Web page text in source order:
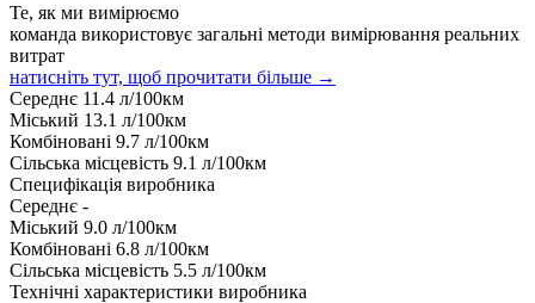
Те, як ми вимірюємо
команда використовує загальні методи вимірювання реальних
витрат
натисніть тут, щоб прочитати більше →
Середнє 11.4 л/100км
Міський 13.1 л/100км
Комбіновані 9.7 л/100км
Сільська місцевість 9.1 л/100км
Специфікація виробника
Середнє -
Міський 9.0 л/100км
Комбіновані 6.8 л/100км
Сільська місцевість 5.5 л/100км
Технічні характеристики виробника